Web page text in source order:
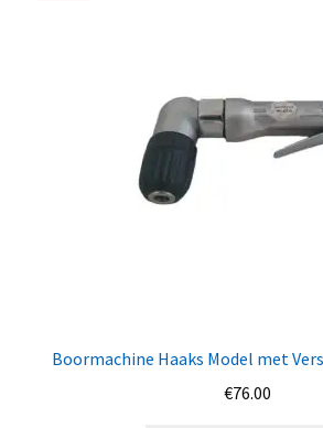
Boormachine Haaks Model met
€76.00